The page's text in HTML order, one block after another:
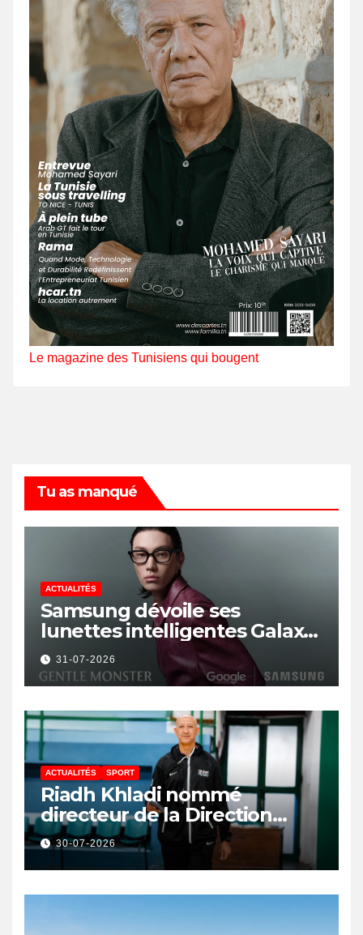
Le magazine des Tunisiens qui bougent
Tu as manqué
ACTUALITÉS
Samsung dévoile ses
lunettes intelligentes Galaxy
avec IA et Gemini
31-07-2026
ACTUALITÉS SPORT
Riadh Khladi nommé
directeur de la Direction
Nationale de l’Arbitrage
30-07-2026